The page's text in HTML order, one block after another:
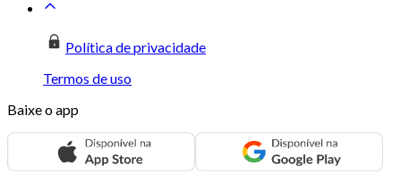
Política de privacidade
Termos de uso
Baixe o app